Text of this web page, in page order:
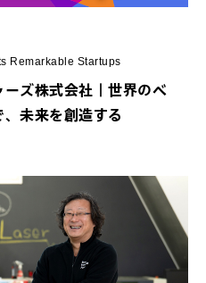
Remarkable Startups
ーズ株式会社｜世界のベ
未来を創造する